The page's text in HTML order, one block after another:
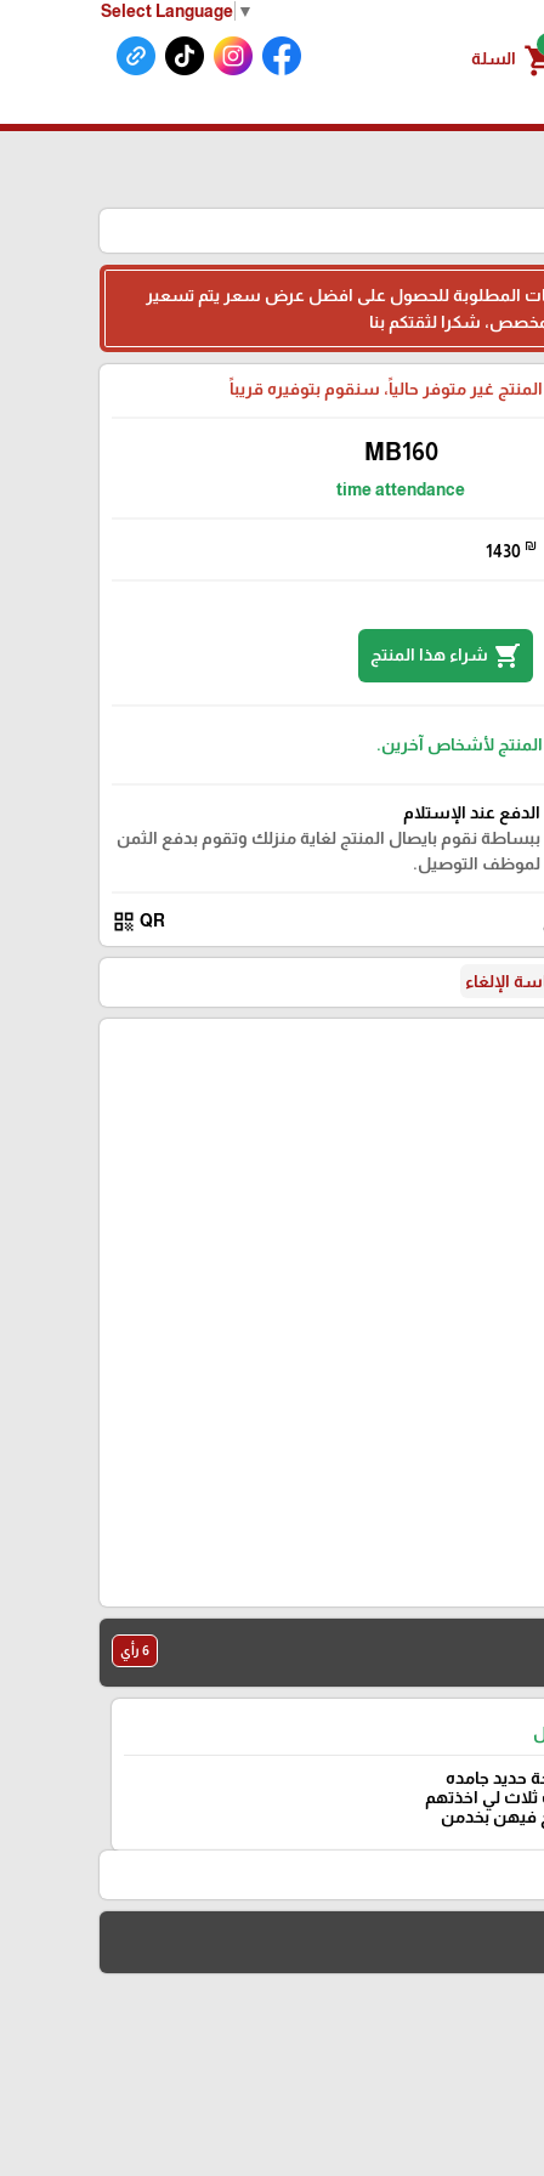
Select Language ▼
السلة
المطلوبة للحصول على افضل عرض سعر يتم تسعير
غير متوفر حالياً، سنقوم بتوفيره قريباً
MB160
time attendance
1430 ₪
shopping_cart شراء هذا المنتج
المنتج لأشخاص آخرين.
الدفع عند الإستلام
ببساطة نقوم بايصال المنتج لغاية منزلك وتقوم بدفع الثمن
لموظف التوصيل.
QR
qr_code
الإلغاء
6 رأي
حديد جامده
ثلاث لي اخذتهم
فيهن بخدمن